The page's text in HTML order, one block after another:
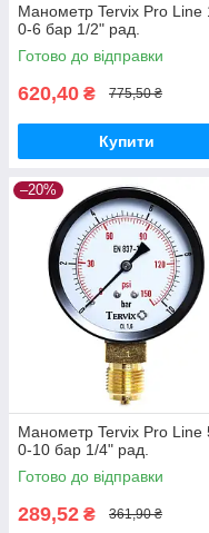
Манометр Tervix Pro Line
0-6 бар 1/2" рад.
Готово до відправки
620,40 ₴ 775,50 ₴
Купити
–20%
Манометр Tervix Pro Line
0-10 бар 1/4" рад.
Готово до відправки
289,52 ₴ 361,90 ₴